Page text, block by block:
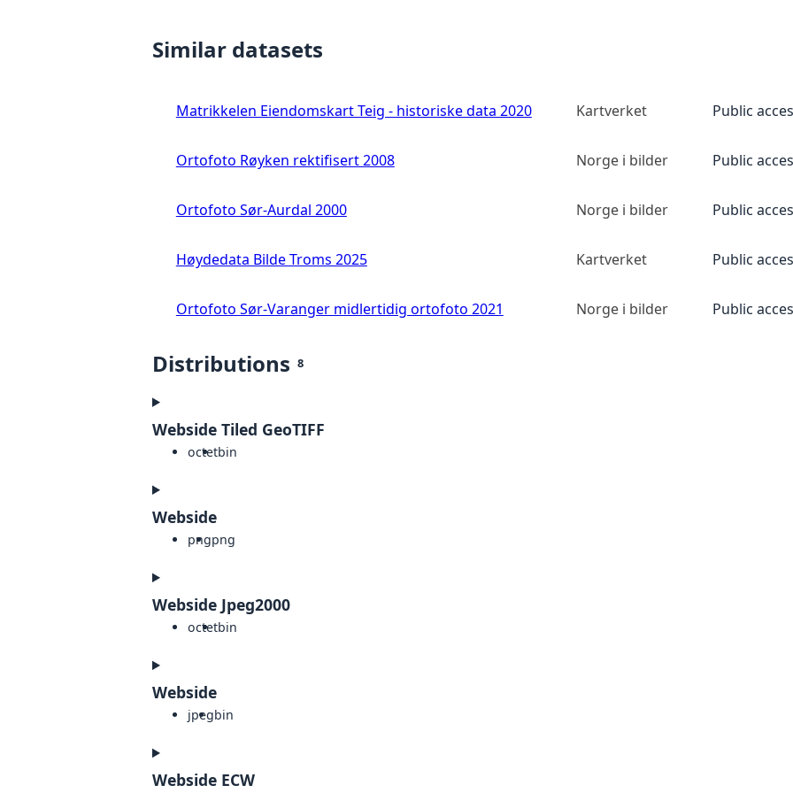
Similar datasets
Matrikkelen Eiendomskart Teig - historiske data 2020 Kartverket Public
Ortofoto Røyken rektifisert 2008 Norge i bilder Public
Ortofoto Sør-Aurdal 2000 Norge i bilder Public
Høydedata Bilde Troms 2025 Kartverket Public
Ortofoto Sør-Varanger midlertidig ortofoto 2021 Norge i bilder Public
Distributions 8
Webside Tiled GeoTIFF
octetbin
Webside
pngpng
Webside Jpeg2000
octetbin
Webside
jpegbin
Webside ECW